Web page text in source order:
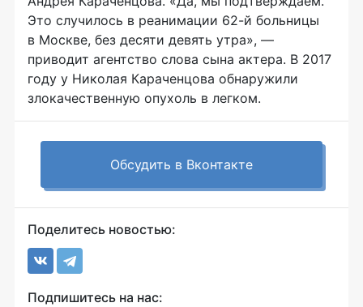
Это случилось в реанимации 62-й больницы
в Москве, без десяти девять утра», —
приводит агентство слова сына актера. В 2017
году у Николая Караченцова обнаружили
злокачественную опухоль в легком.
Обсудить в Вконтакте
Поделитесь новостью:
Подпишитесь на нас: